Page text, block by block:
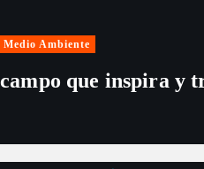
Medio Ambiente
que inspira y